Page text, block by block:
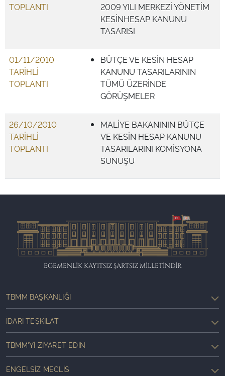
TOPLANTI
2009 YILI MERKEZİ YÖNETİM
KESİNHESAP KANUNU
TASARISI
01/11/2010
TARİHLİ
TOPLANTI
BÜTÇE VE KESİN HESAP
KANUNU TASARILARININ
TÜMÜ ÜZERİNDE
GÖRÜŞMELER
26/10/2010
TARİHLİ
TOPLANTI
MALİYE BAKANININ BÜTÇE
VE KESİN HESAP KANUNU
TASARILARINI KOMİSYONA
SUNUŞU
EGEMENLİK KAYITSIZ ŞARTSIZ MİLLETİNDİR
TBMM BAŞKANLIĞI
İDARI TEŞKILAT
TBMM'YI ZIYARET EDIN
ENGELSIZ MECLIS